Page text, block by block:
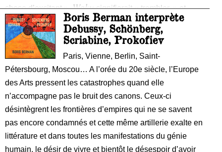
chose d’excitant ».Wakusignifierait « trembler » et
Dokitraduirait le son des battements rapides du cœur.
Sur des images de cadres psychédéliques dynamiques
et projetées sur un rideau transparent de scène (vidéo
Etienne Guiol, lumières Jean-Pierre Michel), quatre
danseurs (Valérie Igolnikov, Jeanne
Boris Berman interprète
Debussy, Schönberg,
Scriabine, Prokofiev
Paris, Vienne, Berlin, Saint-
Pétersbourg, Moscou… A l’orée du 20e siècle, l’Europe
des Arts pressent les catastrophes quand elle
n’accompagne pas le bruit des canons. Ceux-ci
désintègrent les frontières d’empires qui ne se savent
pas encore condamnés et cette même artillerie exalte en
littérature et dans toutes les manifestations du génie
humain, le désir de vivre et bientôt le désespoir d’avoir